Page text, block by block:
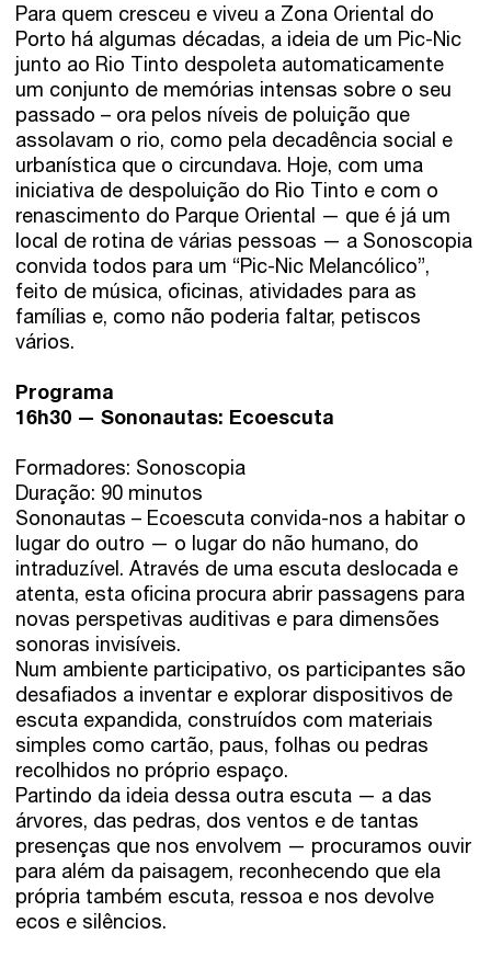
Para quem cresceu e viveu a Zona Oriental do
Porto há algumas décadas, a ideia de um Pic-Nic
junto ao Rio Tinto despoleta automaticamente
um conjunto de memórias intensas sobre o seu
passado – ora pelos níveis de poluição que
assolavam o rio, como pela decadência social e
urbanística que o circundava. Hoje, com uma
iniciativa de despoluição do Rio Tinto e com o
renascimento do Parque Oriental — que é já um
local de rotina de várias pessoas — a Sonoscopia
convida todos para um “Pic-Nic Melancólico”,
feito de música, oficinas, atividades para as
famílias e, como não poderia faltar, petiscos
vários.
Programa
16h30 — Sononautas: Ecoescuta
Formadores: Sonoscopia
Duração: 90 minutos
Sononautas – Ecoescuta convida-nos a habitar o
lugar do outro — o lugar do não humano, do
intraduzível. Através de uma escuta deslocada e
atenta, esta oficina procura abrir passagens para
novas perspetivas auditivas e para dimensões
sonoras invisíveis.
Num ambiente participativo, os participantes são
desafiados a inventar e explorar dispositivos de
escuta expandida, construídos com materiais
simples como cartão, paus, folhas ou pedras
recolhidos no próprio espaço.
Partindo da ideia dessa outra escuta — a das
árvores, das pedras, dos ventos e de tantas
presenças que nos envolvem — procuramos ouvir
para além da paisagem, reconhecendo que ela
própria também escuta, ressoa e nos devolve
ecos e silêncios.